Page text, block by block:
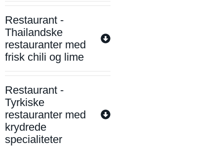
Restaurant -
Thailandske
restauranter med
frisk chili og lime
Restaurant -
Tyrkiske
restauranter med
krydrede
specialiteter